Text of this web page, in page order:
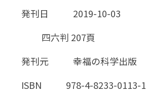
発刊日
2019-10-03
四六判 207頁
発刊元
幸福の科学出版
ISBN
978-4-8233-0113-1